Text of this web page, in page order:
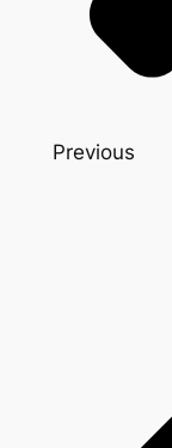
Previous